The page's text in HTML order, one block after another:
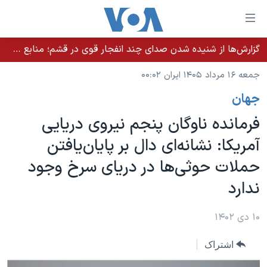
لینکهای
قابل
دسترسی
جهش
محتوای
اصلی
جهش
صفحه
اصلی
به
خانه
نسخه سبک وب‌سایت
موضوع ها
ایران
آمریکا
جهان
ورزشی
گزیده‌ها
برنامه های تلویزیونی
جدول برنامه ها
صفحه‌های ویژه
جام جهانی ۲۰۲۶
عملیات خشم حماسی
فرکانس‌های صدای آمریکا
پخش رادیویی
یادگیری زبان انگلیسی
گزارش‌ها از شنیده شدن صدای چند انفجار قوی در قشم؛ منابع حکومتی می‌گویند درگیری در تنگه هرمز بود
جمعه ۱۶ مرداد ۱۴۰۵ ایران ۰۰:۰۲
جهان
فرمانده ناوگان پنجم نیروی دریایی
آمریکا: نشانه‌ای دال بر پایان‌یافتن
حملات حوثی‌ها در دریای سرخ وجود
ندارد
۱۰ دی ۱۴۰۲
اشتراک